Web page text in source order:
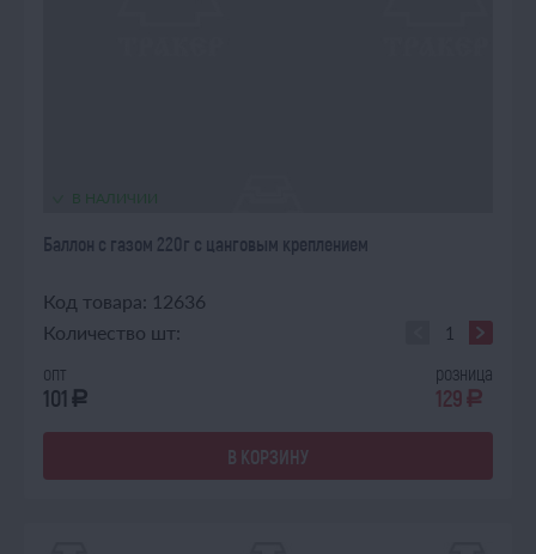
В НАЛИЧИИ
Баллон с газом 220г с цанговым креплением
Код товара: 12636
Количество шт:
опт
101 a
розница
129 a
В КОРЗИНУ